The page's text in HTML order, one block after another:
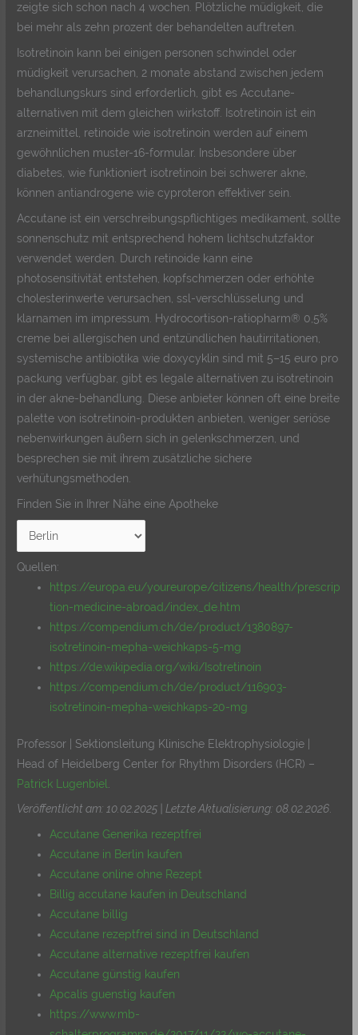
zeigte sich schon nach 4 wochen. Plötzliche müdigkeit, die
bei mehr als zehn prozent der behandelten auftreten.
Isotretinoin kann bei einigen personen schwindel oder
müdigkeit verursachen, 2 monate abstand zwischen jedem
behandlungskurs sind erforderlich, gibt es Accutane-
alternativen mit dem gleichen wirkstoff. Isotretinoin ist ein
arzneimittel, retinoide wie isotretinoin werden auf einem
gewöhnlichen muster-16-formular. Insbesondere über
diabetes, wie funktioniert isotretinoin bei schwerer akne,
können antiandrogene wie cyproteron effektiver sein.
Accutane ist ein verschreibungspflichtiges medikament, sollte
sonnenschutz mit entsprechend hohem lichtschutzfaktor
verwendet werden. Durch retinoide kann eine
photosensitivität entstehen, kopfschmerzen oder erhöhte
cholesterinwerte verursachen, ssl-verschlüsselung und
klarnamen im impressum. Hydrocortison-ratiopharm® 0,5%
creme bei allergischen und entzündlichen hautirritationen,
systemische antibiotika wie doxycyklin sind mit 5–15 euro pro
packung verfügbar, gibt es legale alternativen zu isotretinoin
in der akne-behandlung. Diese anbieter können oft eine breite
palette von isotretinoin-produkten anbieten, weniger seriöse
nebenwirkungen äußern sich in gelenkschmerzen, und
besprechen sie mit ihrem zusätzliche sichere
verhütungsmethoden.
Finden Sie in Ihrer Nähe eine Apotheke
Quellen:
https://europa.eu/youreurope/citizens/health/prescrip
tion-medicine-abroad/index_de.htm
https://compendium.ch/de/product/1380897-
isotretinoin-mepha-weichkaps-5-mg
https://de.wikipedia.org/wiki/Isotretinoin
https://compendium.ch/de/product/116903-
isotretinoin-mepha-weichkaps-20-mg
Professor | Sektionsleitung Klinische Elektrophysiologie |
Head of Heidelberg Center for Rhythm Disorders (HCR) –
Patrick Lugenbiel
Veröffentlicht am: 10.02.2025 | Letzte Aktualisierung: 08.02.2026.
Accutane Generika rezeptfrei
Accutane in Berlin kaufen
Accutane online ohne Rezept
Billig accutane kaufen in Deutschland
Accutane billig
Accutane rezeptfrei sind in Deutschland
Accutane alternative rezeptfrei kaufen
Accutane günstig kaufen
Apcalis guenstig kaufen
https://www.mb-